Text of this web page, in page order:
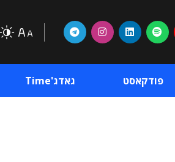
פודקאסט גאדג'Time